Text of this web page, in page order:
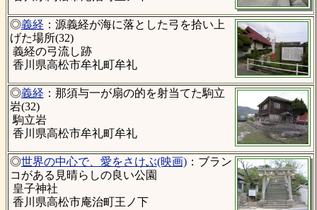
◎義経 ：源義経が海に落とした弓を拾い上
げた場所(32)
義経の弓流し跡
香川県高松市牟礼町牟礼
◎義経 ：那須与一が扇の的を射当てた駒立
岩(32)
駒立岩
香川県高松市牟礼町牟礼
◎世界の中心で、愛をさけぶ(映画)：ブラン
コがある見晴らしの良い公園
皇子神社
香川県高松市庵治町王ノ下